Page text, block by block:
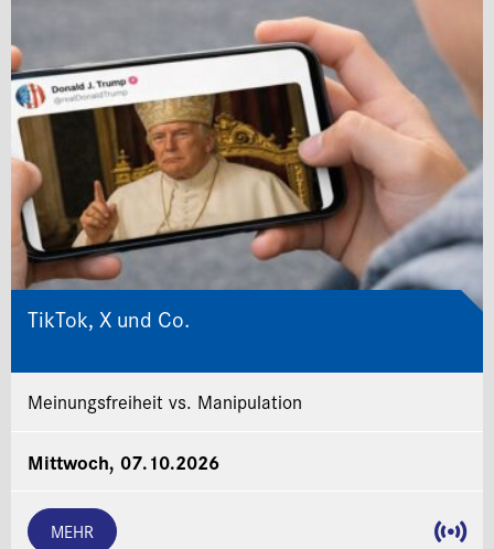
TikTok, X und Co.
Meinungsfreiheit vs. Manipulation
Mittwoch, 07.10.2026
MEHR